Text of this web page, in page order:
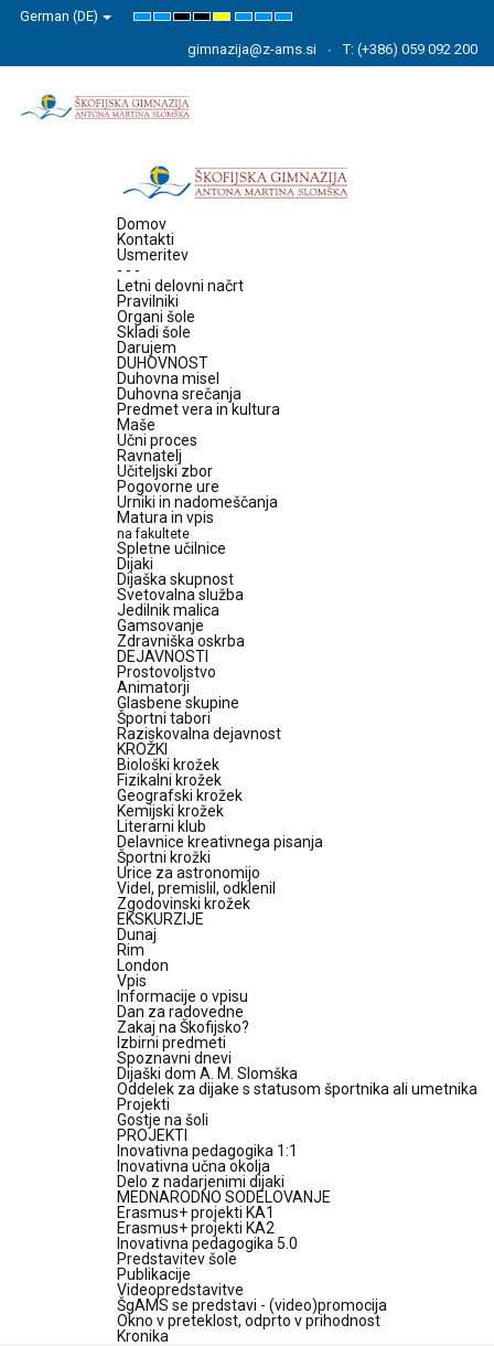
German (DE)
Default
NightHigh
Black
White
High
Black
Yellow
High
Yellow
Black
Set
Font
Set
Font
Set
Font
gimnazija@z-ams.si T: (+386) 059 092 200
Domov
Kontakti
Usmeritev
- - -
Letni delovni načrt
Pravilniki
Organi šole
Skladi šole
Darujem
DUHOVNOST
Duhovna misel
Duhovna srečanja
Predmet vera in kultura
Maše
Učni proces
Ravnatelj
Učiteljski zbor
Pogovorne ure
Urniki in nadomeščanja
Matura in vpis
na fakultete
Spletne učilnice
Dijaki
Dijaška skupnost
Svetovalna služba
Jedilnik malica
Gamsovanje
Zdravniška oskrba
DEJAVNOSTI
Prostovoljstvo
Animatorji
Glasbene skupine
Športni tabori
Raziskovalna dejavnost
KROŽKI
Biološki krožek
Fizikalni krožek
Geografski krožek
Kemijski krožek
Literarni klub
Delavnice kreativnega pisanja
Športni krožki
Urice za astronomijo
Videl, premislil, odklenil
Zgodovinski krožek
EKSKURZIJE
Dunaj
Rim
London
Vpis
Informacije o vpisu
Dan za radovedne
Zakaj na Škofijsko?
Izbirni predmeti
Spoznavni dnevi
Dijaški dom A. M. Slomška
Oddelek za dijake s statusom športnika ali umetnika
Projekti
Gostje na šoli
PROJEKTI
Inovativna pedagogika 1:1
Inovativna učna okolja
Delo z nadarjenimi dijaki
MEDNARODNO SODELOVANJE
Erasmus+ projekti KA1
Erasmus+ projekti KA2
Inovativna pedagogika 5.0
Predstavitev šole
Publikacije
Videopredstavitve
ŠgAMS se predstavi - (video)promocija
Okno v preteklost, odprto v prihodnost
Kronika